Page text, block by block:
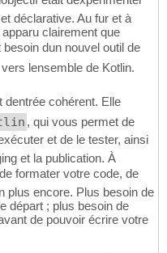
déclarative. Au fur et à
clairement que
dun nouvel outil de
lensemble de Kotlin.
cohérent. Elle
, qui vous permet de
et de le tester, ainsi
et la publication. À
formater votre code, de
plus encore. Plus besoin de
départ ; plus besoin de
de pouvoir écrire votre